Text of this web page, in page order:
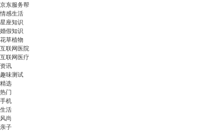
京东服务帮
情感生活
星座知识
婚假知识
花草植物
互联网医院
互联网医疗
资讯
趣味测试
精选
热门
手机
生活
风尚
亲子